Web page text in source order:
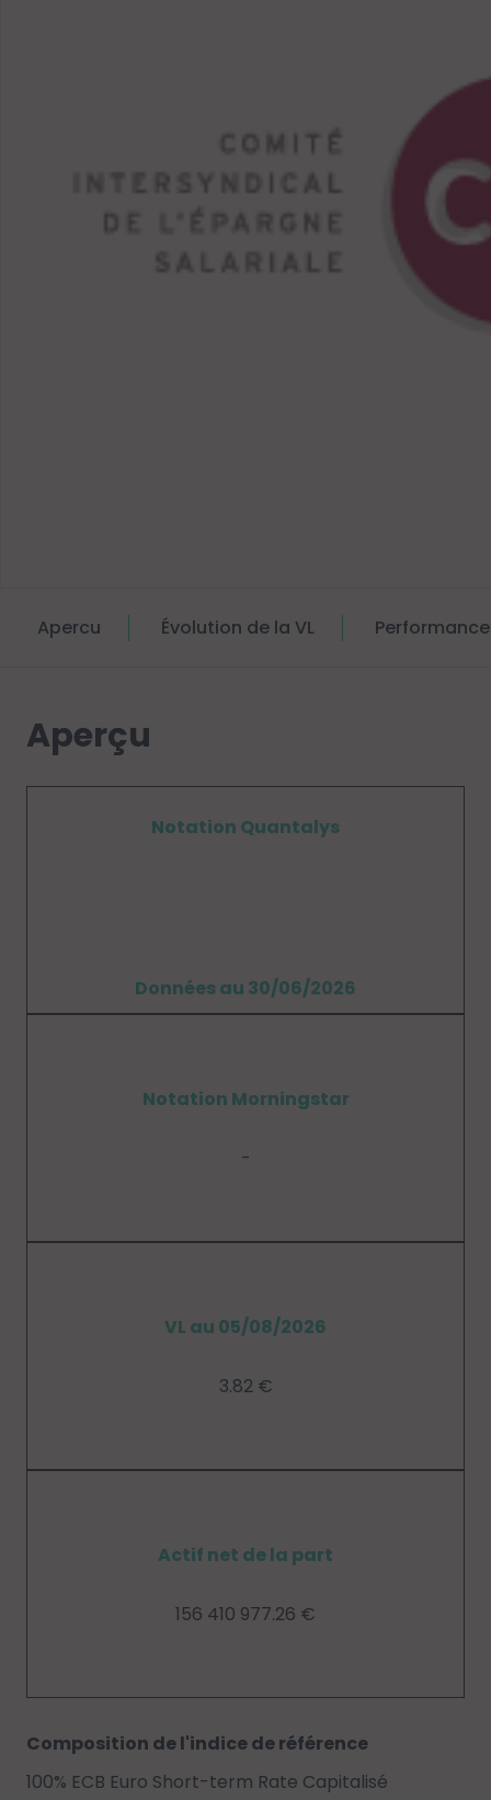
Apercu Évolution de la VL
Aperçu
Notation Quantalys
Données au 30/06/2026
Notation Morningstar
-
VL au 05/08/2026
3.82 €
Actif net de la part
156 410 977.26 €
Composition de l'indice de référence
100% ECB Euro Short-term Rate Capitalisé